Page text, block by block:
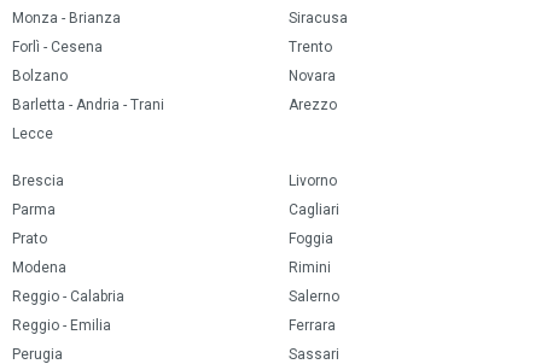
Monza - Brianza
Forlì - Cesena
Bolzano
Barletta - Andria - Trani
Lecce
Siracusa
Trento
Novara
Arezzo
Brescia
Parma
Prato
Modena
Reggio - Calabria
Reggio - Emilia
Perugia
Livorno
Cagliari
Foggia
Rimini
Salerno
Ferrara
Sassari